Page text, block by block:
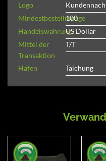
Logo
Mindestbestellmenge
100
HandelswährungUS Dollar
Mittel der
Transaktion
T/T
Hafen Taichung